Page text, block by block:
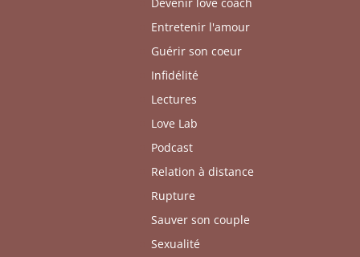
Entretenir l'amour
Guérir son coeur
Infidélité
Lectures
Love Lab
Podcast
Relation à distance
Rupture
Sauver son couple
Sexualité